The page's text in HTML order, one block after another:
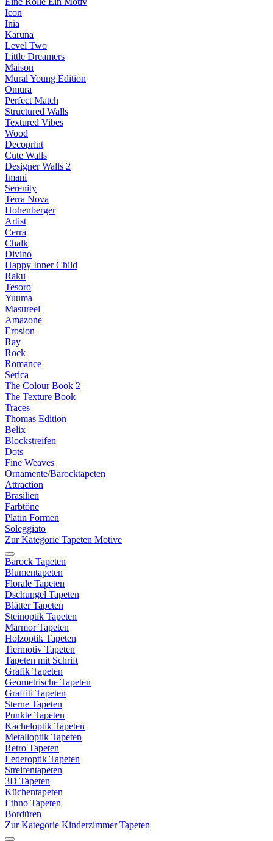
Icon
Inia
Karuna
Level Two
Little Dreamers
Maison
Mural Young Edition
Omura
Perfect Match
Structured Walls
Textured Vibes
Wood
Decoprint
Cute Walls
Designer Walls 2
Imani
Serenity
Terra Nova
Hohenberger
Artist
Cerra
Chalk
Divino
Happy Inner Child
Raku
Tesoro
Yuuma
Masureel
Amazone
Erosion
Ray
Rock
Romance
Serica
The Colour Book 2
The Texture Book
Traces
Thomas Edition
Belix
Blockstreifen
Dots
Fine Weaves
Ornamente/Barocktapeten
Attraction
Brasilien
Farbtöne
Platin Formen
Soleggiato
Zur Kategorie Tapeten Motive
Barock Tapeten
Blumentapeten
Florale Tapeten
Dschungel Tapeten
Blätter Tapeten
Steinoptik Tapeten
Marmor Tapeten
Holzoptik Tapeten
Tiermotiv Tapeten
Tapeten mit Schrift
Grafik Tapeten
Geometrische Tapeten
Graffiti Tapeten
Sterne Tapeten
Punkte Tapeten
Kacheloptik Tapeten
Metalloptik Tapeten
Retro Tapeten
Lederoptik Tapeten
Streifentapeten
3D Tapeten
Küchentapeten
Ethno Tapeten
Bordüren
Zur Kategorie Kinderzimmer Tapeten